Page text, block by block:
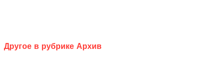
Другое в рубрике Архив